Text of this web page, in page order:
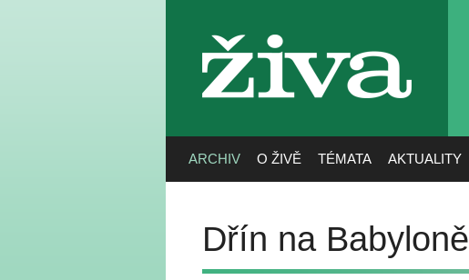
živa
ARCHIV O ŽIVĚ TÉMATA AKTUALITY
Dřín na Babyloně